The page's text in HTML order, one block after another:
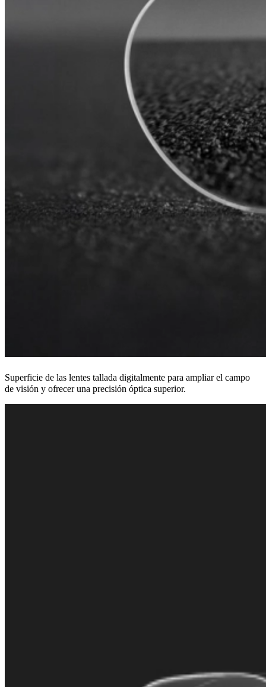
Superficie de las lentes tallada digitalmente para ampliar el campo
de visión y ofrecer una precisión óptica superior.